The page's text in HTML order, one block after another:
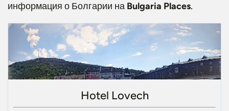
информация о Болгарии на Bulgaria Places.
Hotel Lovech